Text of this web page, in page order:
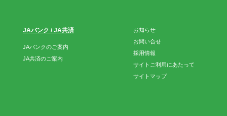
JAバンク / JA共済
JAバンクのご案内
JA共済のご案内
お知らせ
お問い合せ
採用情報
サイトご利用にあたって
サイトマップ